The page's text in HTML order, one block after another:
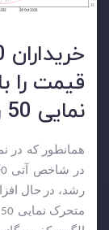
قیمت را
نمایی 50 روزه نگه دارند
همانطور که در
رشد، در حال